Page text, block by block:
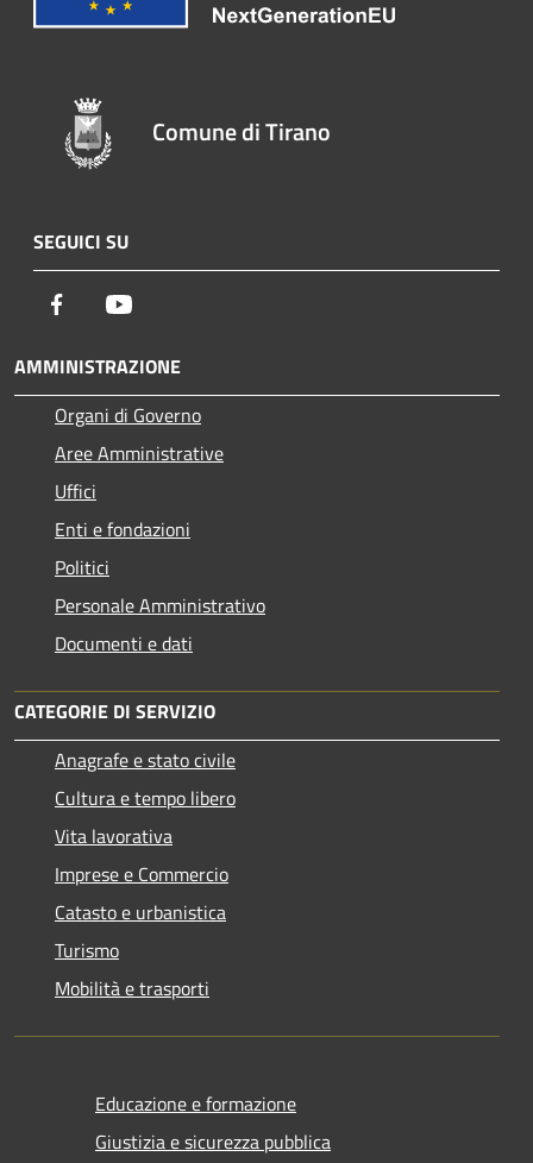
Comune di Tirano
SEGUICI SU
Facebook
AMMINISTRAZIONE
Organi di Governo
Aree Amministrative
Uffici
Enti e fondazioni
Politici
Personale Amministrativo
Documenti e dati
CATEGORIE DI SERVIZIO
Anagrafe e stato civile
Cultura e tempo libero
Vita lavorativa
Imprese e Commercio
Catasto e urbanistica
Turismo
Mobilità e trasporti
Educazione e formazione
Giustizia e sicurezza pubblica